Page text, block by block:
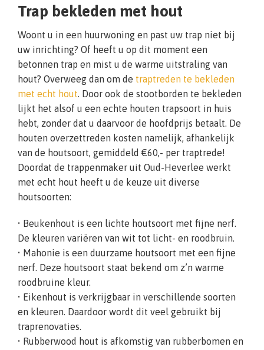
Trap bekleden met hout
Woont u in een huurwoning en past uw trap niet bij
uw inrichting? Of heeft u op dit moment een
betonnen trap en mist u de warme uitstraling van
hout? Overweeg dan om de traptreden te bekleden
met echt hout. Door ook de stootborden te bekleden
lijkt het alsof u een echte houten trapsoort in huis
hebt, zonder dat u daarvoor de hoofdprijs betaalt. De
houten overzettreden kosten namelijk, afhankelijk
van de houtsoort, gemiddeld €60,- per traptrede!
Doordat de trappenmaker uit Oud-Heverlee werkt
met echt hout heeft u de keuze uit diverse
houtsoorten:
• Beukenhout is een lichte houtsoort met fijne nerf.
De kleuren variëren van wit tot licht- en roodbruin.
• Mahonie is een duurzame houtsoort met een fijne
nerf. Deze houtsoort staat bekend om z’n warme
roodbruine kleur.
• Eikenhout is verkrijgbaar in verschillende soorten
en kleuren. Daardoor wordt dit veel gebruikt bij
traprenovaties.
• Rubberwood hout is afkomstig van rubberbomen en